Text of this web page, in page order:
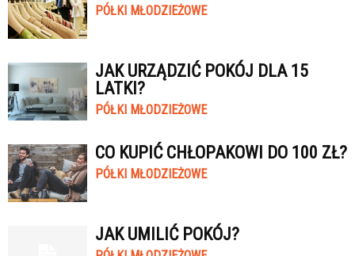
PÓŁKI MŁODZIEŻOWE
JAK URZĄDZIĆ POKÓJ DLA 15
LATKI?
PÓŁKI MŁODZIEŻOWE
CO KUPIĆ CHŁOPAKOWI DO 100 ZŁ?
PÓŁKI MŁODZIEŻOWE
JAK UMILIĆ POKÓJ?